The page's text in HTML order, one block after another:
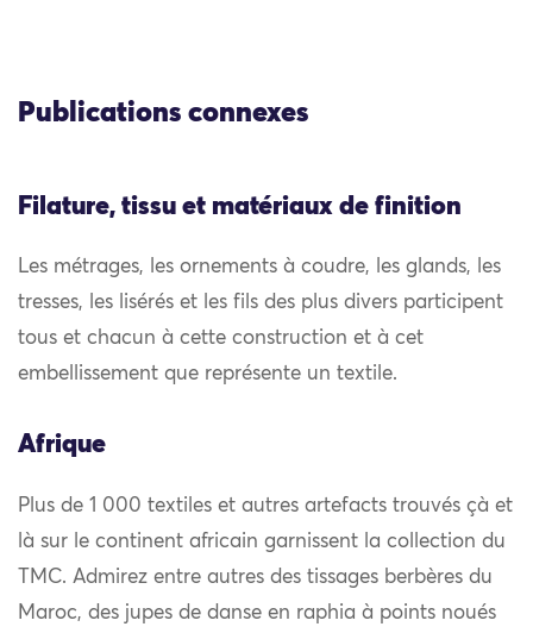
Publications connexes
Filature, tissu et matériaux de finition
Les métrages, les ornements à coudre, les glands, les
tresses, les lisérés et les fils des plus divers participent
tous et chacun à cette construction et à cet
embellissement que représente un textile.
Afrique
Plus de 1 000 textiles et autres artefacts trouvés çà et
là sur le continent africain garnissent la collection du
TMC. Admirez entre autres des tissages berbères du
Maroc, des jupes de danse en raphia à points noués